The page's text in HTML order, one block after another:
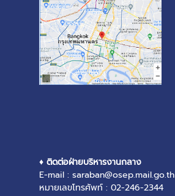
♦ ติดต่อฝ่ายบริหารงานกลาง
E-mail : saraban@osep.mail.go.th
หมายเลขโทรศัพท์ : 02-246-2344